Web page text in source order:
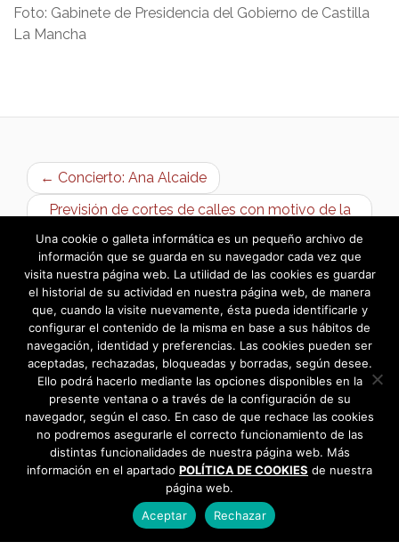
Foto: Gabinete de Presidencia del Gobierno de Castilla
La Mancha
← Concierto: Ana Alcaide
Previsión de cortes de calles con motivo de la
Procesión de San Esteban →
Una cookie o galleta informática es un pequeño archivo de
información que se guarda en su navegador cada vez que
visita nuestra página web. La utilidad de las cookies es guardar
el historial de su actividad en nuestra página web, de manera
que, cuando la visite nuevamente, ésta pueda identificarle y
configurar el contenido de la misma en base a sus hábitos de
navegación, identidad y preferencias. Las cookies pueden ser
aceptadas, rechazadas, bloqueadas y borradas, según desee.
Ello podrá hacerlo mediante las opciones disponibles en la
presente ventana o a través de la configuración de su
navegador, según el caso. En caso de que rechace las cookies
no podremos asegurarle el correcto funcionamiento de las
distintas funcionalidades de nuestra página web. Más
información en el apartado POLÍTICA DE COOKIES de nuestra
página web.
Aceptar
Rechazar